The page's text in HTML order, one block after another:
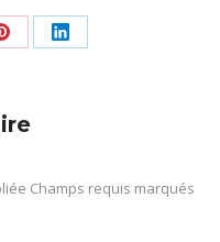
Partager
Pinterest
Partager
Champs requis marqués